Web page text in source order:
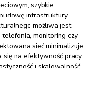
szybkie
infrastruktury.
możliwa jest
monitoring czy
sieć minimalizuje
się na efektywność pracy
i skalowalność